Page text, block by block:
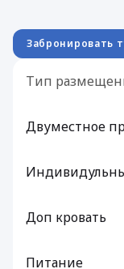
Тип
Двуместное
Доп кровать
Питание
Забронировать